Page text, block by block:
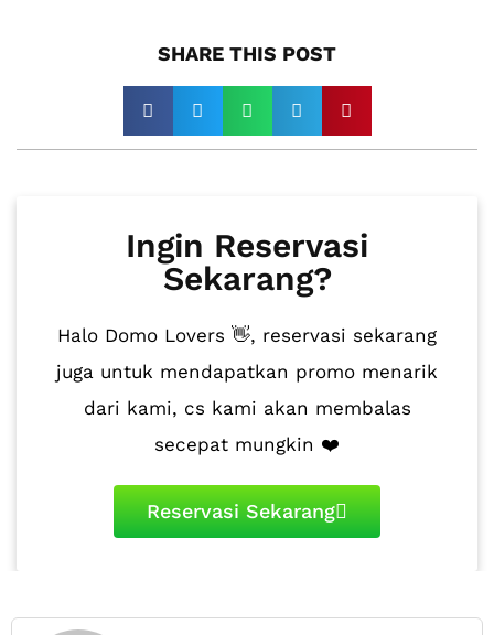
SHARE THIS POST​
Ingin Reservasi
Sekarang?
Halo Domo Lovers 👋, reservasi sekarang
juga untuk mendapatkan promo menarik
dari kami, cs kami akan membalas
secepat mungkin ❤️
Reservasi Sekarang